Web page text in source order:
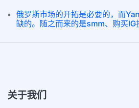
俄罗斯市场的开拓是必要的，而
缺的。随之而来的是smm、购买IG
关于我们